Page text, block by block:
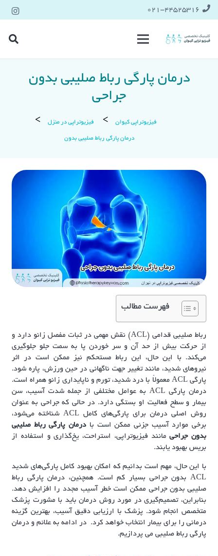
021-۴۴۵۲۵۳۱۶
درمان پارگی رباط صلیبی بدون
جراحی
فیزیوتراپی کیوان فیزیوتراپی در منزل
درمان پارگی رباط صلیبی بدون
فهرست مطالب
رباط صلیبی قدامی (ACL) نقش مهمی در ثبات مفصل زانو دارد و
از حرکت بیش از حد آن و سر خوردن پا به سمت جلو جلوگیری
می‌کند. با این حال، این رباط مستحکم نیز ممکن است در اثر
نیروهای شدید، مانند تغییر جهت ناگهانی در حین ورزش، پاره شود.
پارگی ACL معمولاً با درد شدید، تورم و ناپایداری زانو همراه است.
درمان پارگی ACL به عوامل مختلفی از جمله شدت آسیب، سن
بیمار و سطح فعالیت او بستگی دارد. در حالی که جراحی به عنوان
روش اصلی درمان برای پارگی‌های کامل ACL شناخته می‌شود،
برخی موارد آسیب جزئی ممکن است با درمان پارگی رباط صلیبی
بدون جراحیمانند فیزیوتراپی، استراحت، یخ‌گذاری و استفاده از
بریس بهبود یابند.
با این حال، مهم است بدانیم که امکان بهبود کامل پارگی‌های شدید
ACL بدون جراحی بسیار کم است. همچنین، درمان پارگی رباط
صلیبی بدون جراحی ممکن است خطر آسیب مجدد را افزایش دهد.
بنابراین، تصمیم‌گیری در مورد روش درمان باید با مشورت پزشک
متخصص انجام شود. پزشک با ارزیابی دقیق آسیب، بهترین گزینه
درمانی را برای بیمار انتخاب خواهد کرد. در ادامه به علائم و درمان
پارگی رباط صلیبی می پردازیم.